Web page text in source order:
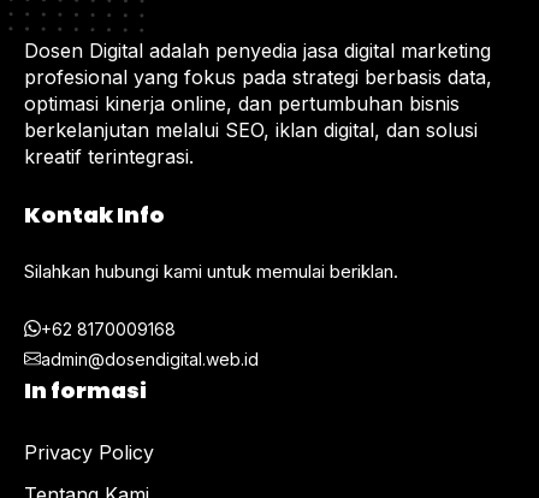
Dosen Digital adalah penyedia jasa digital marketing
profesional yang fokus pada strategi berbasis data,
optimasi kinerja online, dan pertumbuhan bisnis
berkelanjutan melalui SEO, iklan digital, dan solusi
kreatif terintegrasi.
Kontak Info
Silahkan hubungi kami untuk memulai beriklan.
+62 8170009168
admin@dosendigital.web.id
In formasi
Privacy Policy